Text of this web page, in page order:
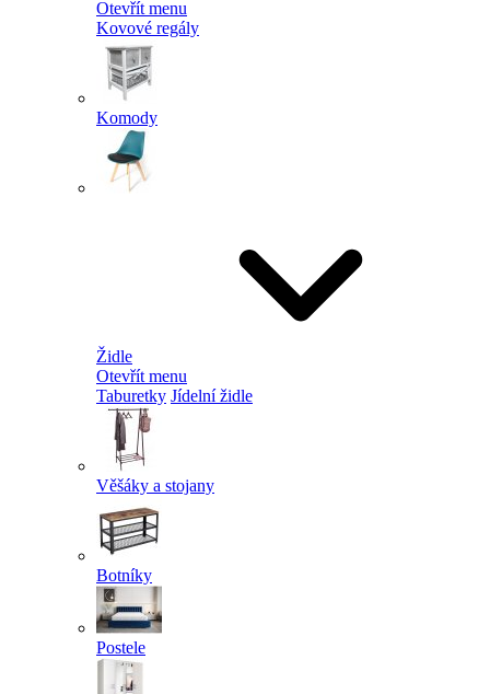
Otevřít menu
Kovové regály
Komody
Židle
Otevřít menu
Taburetky Jídelní židle
Věšáky a stojany
Botníky
Postele